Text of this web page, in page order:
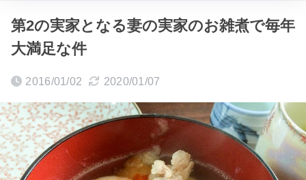
第2の実家となる妻の実家のお雑煮で毎年
大満足な件
2016/01/02 2020/01/07